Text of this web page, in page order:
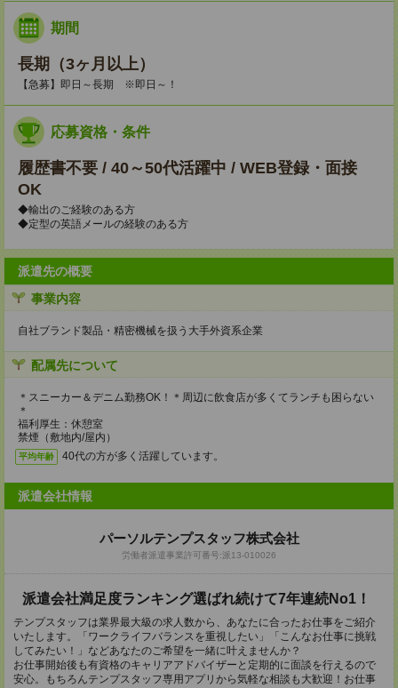
期間
長期（3ヶ月以上）
【急募】即日～長期 ※即日～！
応募資格・条件
履歴書不要 / 40～50代活躍中 / WEB登録・面接
OK
◆輸出のご経験のある方
◆定型の英語メールの経験のある方
派遣先の概要
事業内容
自社ブランド製品・精密機械を扱う大手外資系企業
配属先について
＊スニーカー＆デニム勤務OK！＊周辺に飲食店が多くてランチも困らない
＊
福利厚生：休憩室
禁煙（敷地内/屋内）
平均年齢 40代の方が多く活躍しています。
派遣会社情報
パーソルテンプスタッフ株式会社
労働者派遣事業許可番号:派13-010026
派遣会社満足度ランキング選ばれ続けて7年連続No1！
テンプスタッフは業界最大級の求人数から、あなたに合ったお仕事をご紹介
いたします。「ワークライフバランスを重視したい」「こんなお仕事に挑戦
してみたい！」などあなたのご希望を一緒に叶えませんか？
お仕事開始後も有資格のキャリアアドバイザーと定期的に面談を行えるので
安心。もちろんテンプスタッフ専用アプリから気軽な相談も大歓迎！お仕事